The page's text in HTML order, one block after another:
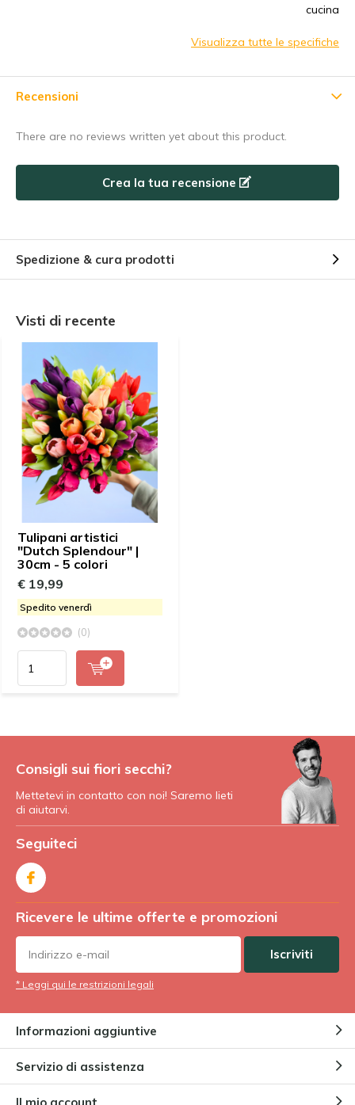
cucina
Visualizza tutte le specifiche
Recensioni
There are no reviews written yet about this product.
Crea la tua recensione
Spedizione & cura prodotti
Visti di recente
Tulipani artistici
"Dutch Splendour" |
30cm - 5 colori
€ 19,99
Spedito venerdì
(0)
Consigli sui fiori secchi?
Mettetevi in contatto con noi! Saremo lieti
di aiutarvi.
Seguiteci
Ricevere le ultime offerte e promozioni
Iscriviti
* Leggi qui le restrizioni legali
Informazioni aggiuntive
Servizio di assistenza